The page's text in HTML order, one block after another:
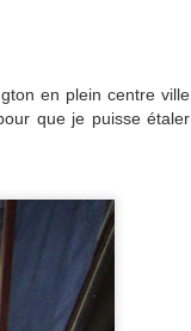
en plein centre ville
que je puisse étaler